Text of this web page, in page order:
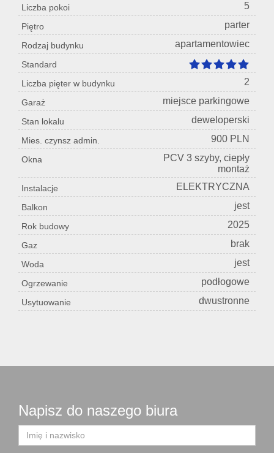
Liczba pokoi 5
Piętro parter
Rodzaj budynku apartamentowiec
Standard
Liczba pięter w budynku
2
Garaż miejsce parkingowe
Stan lokalu deweloperski
Mies. czynsz admin. 900 PLN
Okna
PCV 3 szyby, ciepły
montaż
Instalacje ELEKTRYCZNA
Balkon jest
Rok budowy 2025
Gaz brak
Woda jest
Ogrzewanie podłogowe
Usytuowanie dwustronne
Napisz do naszego biura